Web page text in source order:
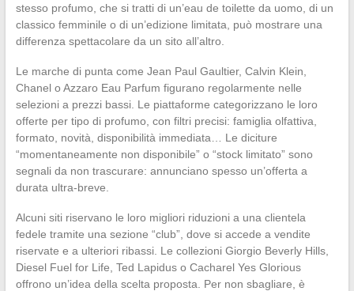
stesso profumo, che si tratti di un’eau de toilette da uomo, di un
classico femminile o di un’edizione limitata, può mostrare una
differenza spettacolare da un sito all’altro.
Le marche di punta come Jean Paul Gaultier, Calvin Klein,
Chanel o Azzaro Eau Parfum figurano regolarmente nelle
selezioni a prezzi bassi. Le piattaforme categorizzano le loro
offerte per tipo di profumo, con filtri precisi: famiglia olfattiva,
formato, novità, disponibilità immediata… Le diciture
“momentaneamente non disponibile” o “stock limitato” sono
segnali da non trascurare: annunciano spesso un’offerta a
durata ultra-breve.
Alcuni siti riservano le loro migliori riduzioni a una clientela
fedele tramite una sezione “club”, dove si accede a vendite
riservate e a ulteriori ribassi. Le collezioni Giorgio Beverly Hills,
Diesel Fuel for Life, Ted Lapidus o Cacharel Yes Glorious
offrono un’idea della scelta proposta. Per non sbagliare, è